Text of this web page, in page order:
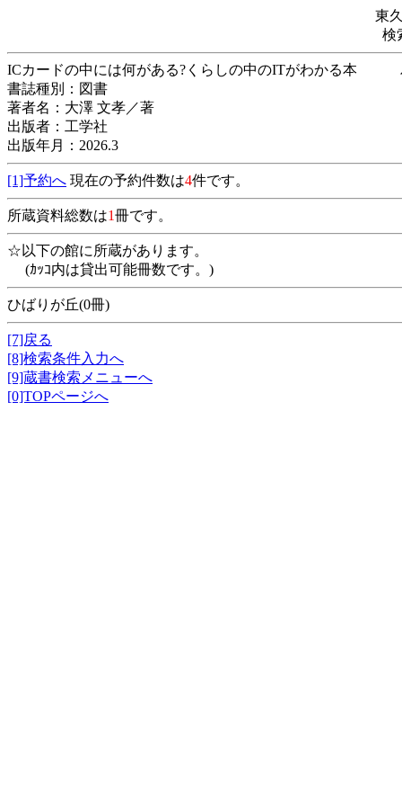
東
検
ICカードの中には何がある?くらしの中のITがわ
書誌種別：図書
著者名：大澤 文孝／著
出版者：工学社
出版年月：2026.3
[1]予約へ 現在の予約件数は4件です。
所蔵資料総数は1冊です。
☆以下の館に所蔵があります。
(ｶｯｺ内は貸出可能冊数です。)
ひばりが丘(0冊)
[7]戻る
[8]検索条件入力へ
[9]蔵書検索メニューへ
[0]TOPページへ